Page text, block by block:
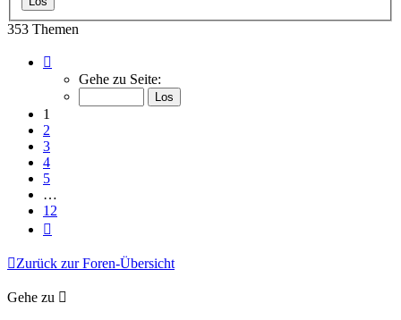
353 Themen
von
Gehe zu Seite:
1
2
3
4
5
…
12
Zurück zur Foren-Übersicht
Gehe zu